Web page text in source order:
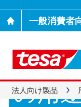
一般消費者
法人向け製品
業務
の用